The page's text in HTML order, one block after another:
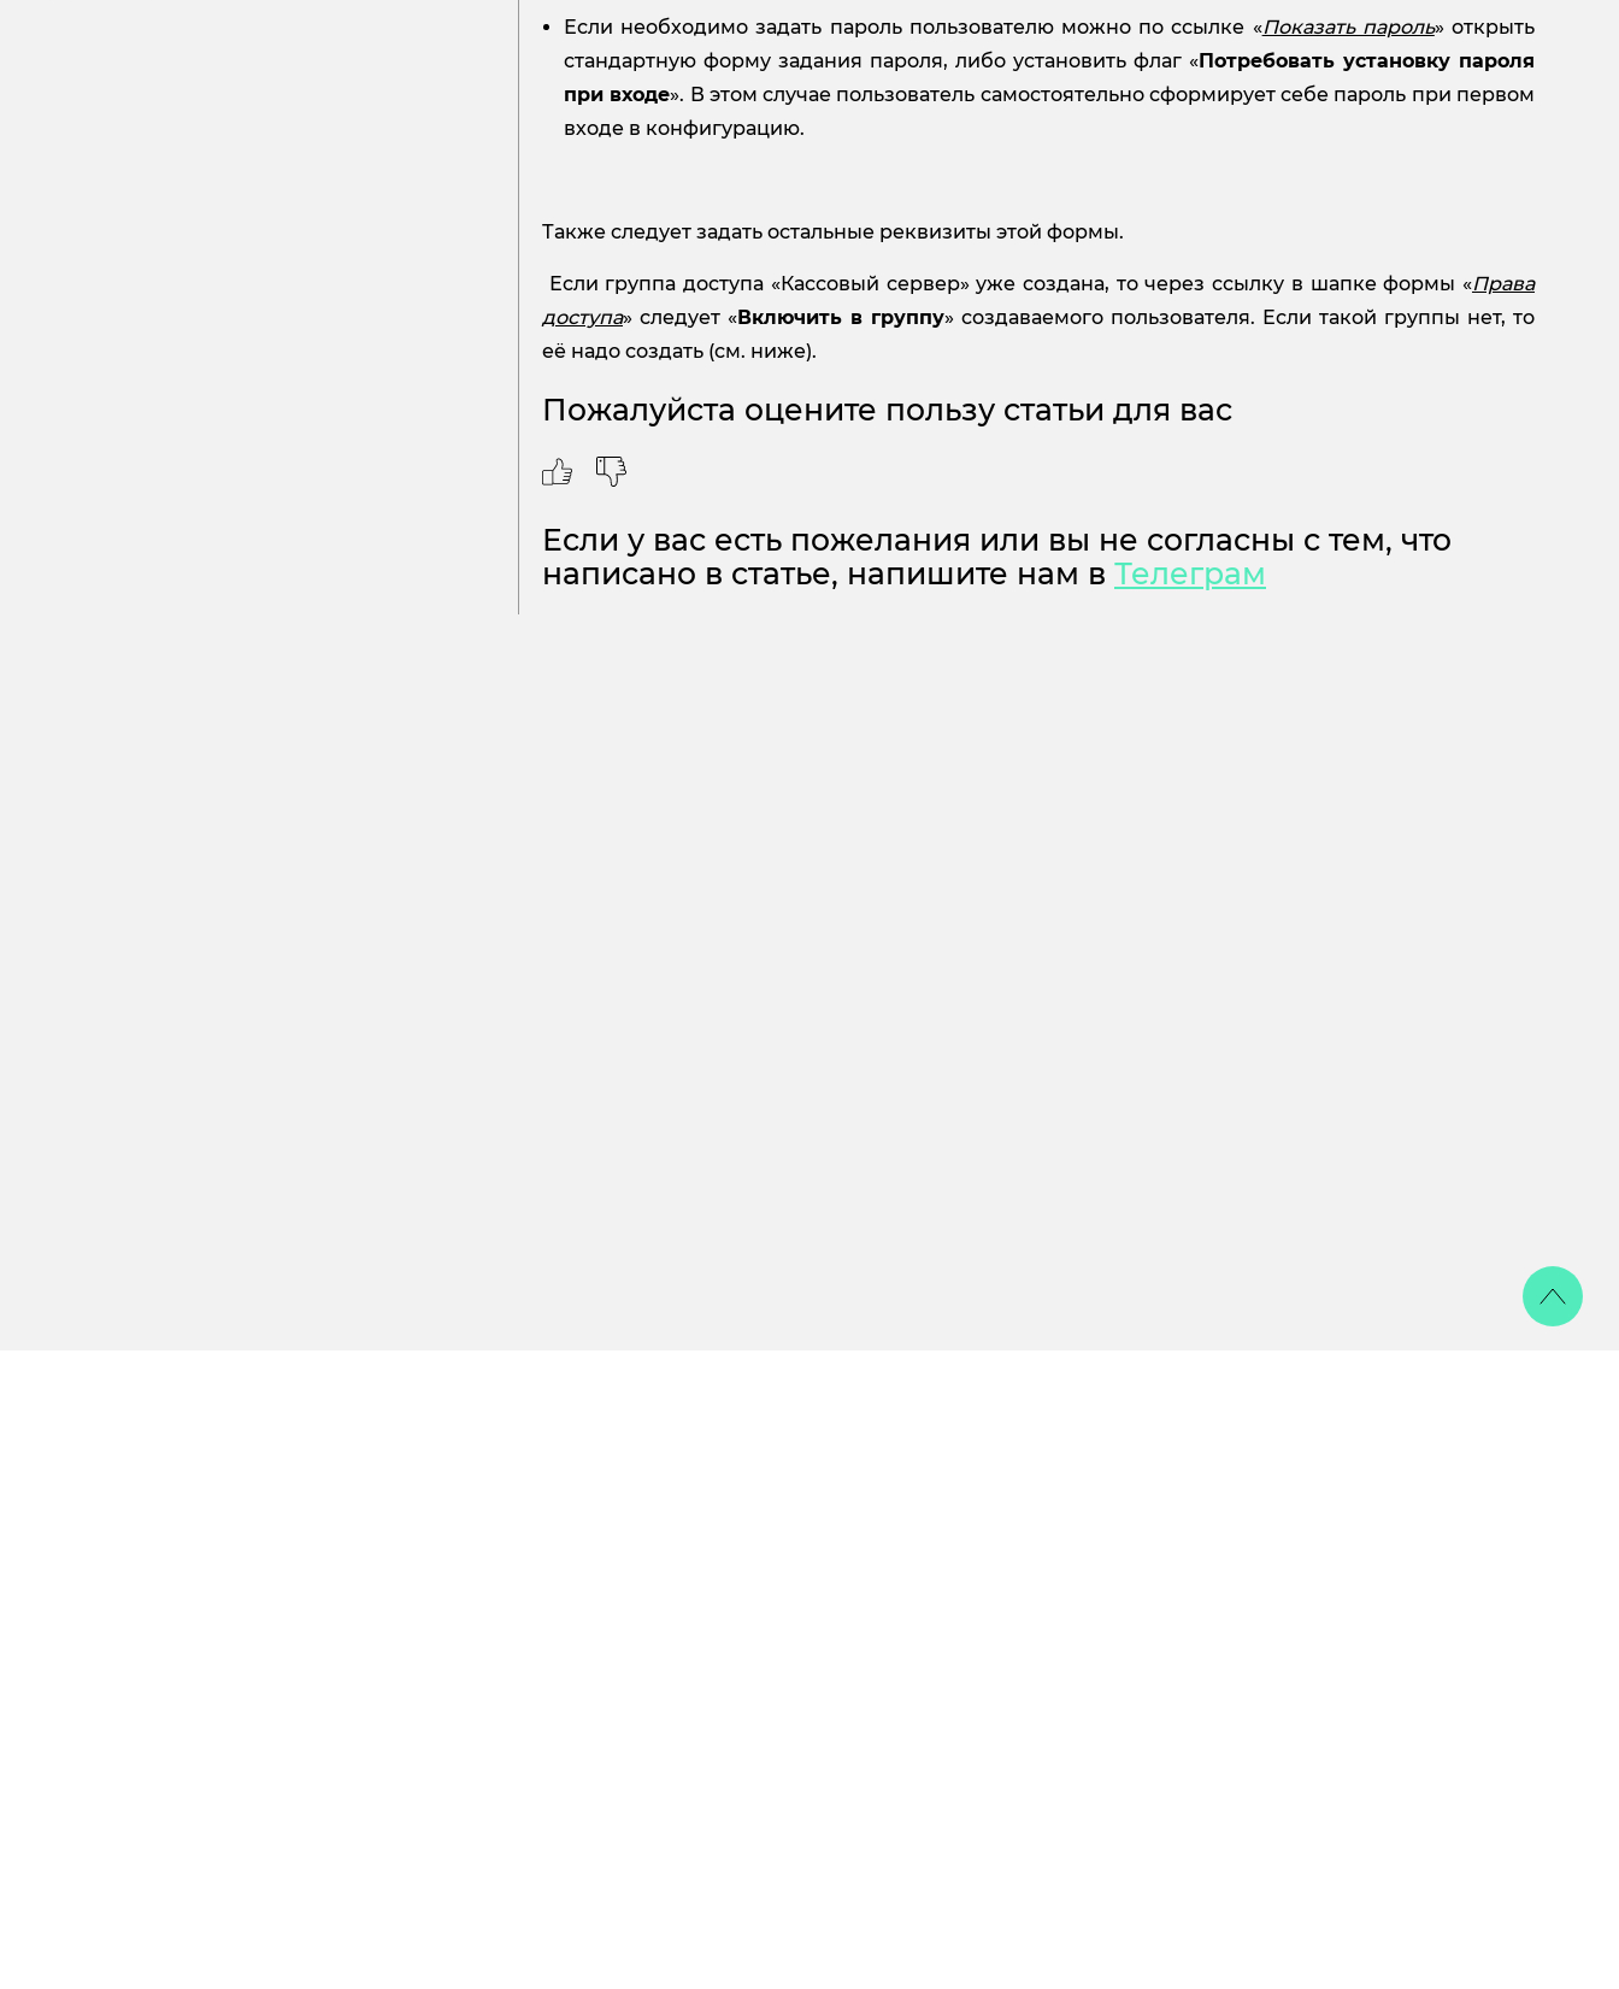
Если необходимо задать пароль пользователю можно по ссылке «Показать пароль» открыть
стандартную форму задания пароля, либо установить флаг «Потребовать установку пароля
при входе». В этом случае пользователь самостоятельно сформирует себе пароль при первом
входе в конфигурацию.
Также следует задать остальные реквизиты этой формы.
Если группа доступа «Кассовый сервер» уже создана, то через ссылку в шапке формы «Права
доступа» следует «Включить в группу» создаваемого пользователя. Если такой группы нет, то
её надо создать (см. ниже).
Пожалуйста оцените пользу статьи для вас
Если у вас есть пожелания или вы не согласны с тем, что
написано в статье, напишите нам в Телеграм